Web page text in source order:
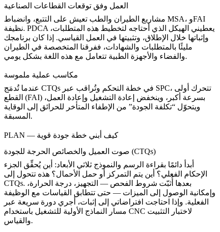
العمل وفق توقعات القطاعات الصناعية
مشاريع الطيران والطب تعيش على التتبع، وانضباط MSA، وFAI
نظيفة. PDCA يعطيني الهيكل الذي أحتاجه لتخطيط هذه المتطلبات،
وإثباتها خلال الإطلاق، وتثبيتها في العمل القياسي. إذا كان برنامجك
مليئًا بالمتطلبات والشهادات، ففرقنا المتخصصة في الطيران
والفضاء و الأجهزة الطبية تتعامل مع هذه اللغة بشكل يومي.
مكاسب عملية ملموسة
عندما تُدمَج CTQs في خطة التحكم وتُراقب عبر SPC، تتحرك أولى
القطع (FAI) بسرعة أكبر، وينخفض إعادة التشغيل وإعادة العمل،
ويتحوّل “تكلفة الجودة” من الإطفاء المتأخر للحرائق إلى الوقاية
المسبقة.
PLAN — كيف أبني خطة جودة قوية
صوت العميل والخصائص الحرجة للجودة (CTQs)
أبدأ دائمًا بقراءة الرسم والنموذج ثلاثي الأبعاد: أين يُحقِّق الجزء
الإحكام الفعلي؟ أين يتم التمركز أو حمل الأحمال؟ هذه تتحول إلى
CTQs. بعدها أُثبّت شروط الفحص — التجهيز، درجة الحرارة،
وإمكانية الوصول إلى الميزات — حتى تتطابق القياسات مع الوظيفة
الفعلية. وإذا احتاجت افتراضاتي إلى إثبات، أجري دورة سريعة عبر
مسار النماذج الأولية للتشغيل باستخدام CNC
والقياس.